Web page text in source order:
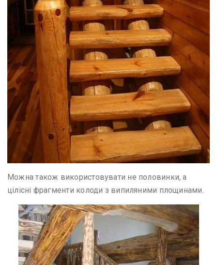
Можна також використовувати не половинки, а
цілісні фрагменти колоди з випиляними площинами.